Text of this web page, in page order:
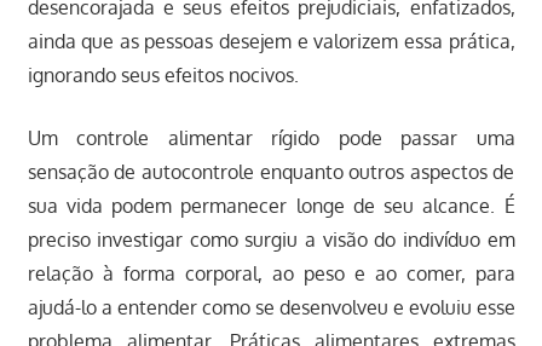
desencorajada e seus efeitos prejudiciais, enfatizados,
ainda que as pessoas desejem e valorizem essa prática,
ignorando seus efeitos nocivos.
Um controle alimentar rígido pode passar uma
sensação de autocontrole enquanto outros aspectos de
sua vida podem permanecer longe de seu alcance. É
preciso investigar como surgiu a visão do indivíduo em
relação à forma corporal, ao peso e ao comer, para
ajudá-lo a entender como se desenvolveu e evoluiu esse